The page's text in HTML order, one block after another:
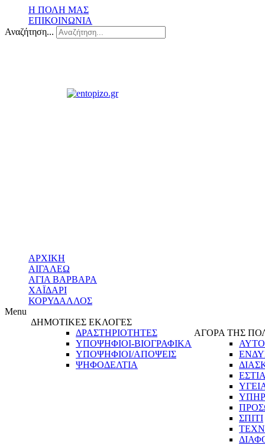
Η ΠΟΛΗ ΜΑΣ
ΕΠΙΚΟΙΝΩΝΙΑ
Αναζήτηση...
ΑΡΧΙΚΗ
ΑΙΓΑΛΕΩ
ΑΓΙΑ ΒΑΡΒΑΡΑ
ΧΑΪΔΑΡΙ
ΚΟΡΥΔΑΛΛΟΣ
Menu
ΔΗΜΟΤΙΚΕΣ ΕΚΛΟΓΕΣ
ΔΡΑΣΤΗΡΙΟΤΗΤΕΣ
ΥΠΟΨΗΦΙΟΙ-ΒΙΟΓΡΑΦΙΚΑ
ΥΠΟΨΗΦΙΟΙ/ΑΠΟΨΕΙΣ
ΨΗΦΟΔΕΛΤΙΑ
ΑΓΟΡΑ ΤΗΣ
ΣΠΙΤΙ